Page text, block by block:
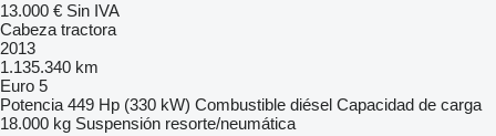
13.000 € Sin IVA
Cabeza tractora
2013
1.135.340 km
Euro 5
Potencia 449 Hp (330 kW) Combustible diésel Capacidad de carga
18.000 kg Suspensión resorte/neumática